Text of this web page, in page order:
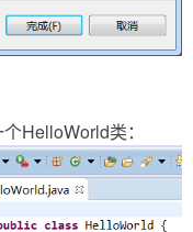
HelloWorld类：